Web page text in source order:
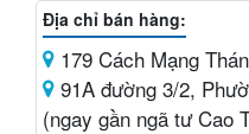
Địa chỉ bán hàng:
179 Cách Mạng
91A đường 3/2,
(ngay gần ngã tư Cao